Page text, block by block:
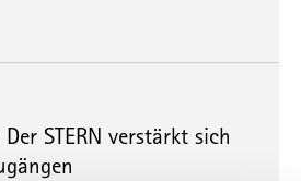
STERN verstärkt sich